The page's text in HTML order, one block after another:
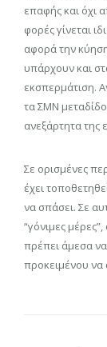
επαφής και όχι
φορές γίνεται
αφορά την
υπάρχουν και
εκσπερμάτιση.
τα ΣΜΝ
ανεξάρτητα της
Σε ορισμένες
έχει
να σπάσει. Σε
“γόνιμες
πρέπει άμεσα
προκειμένου να